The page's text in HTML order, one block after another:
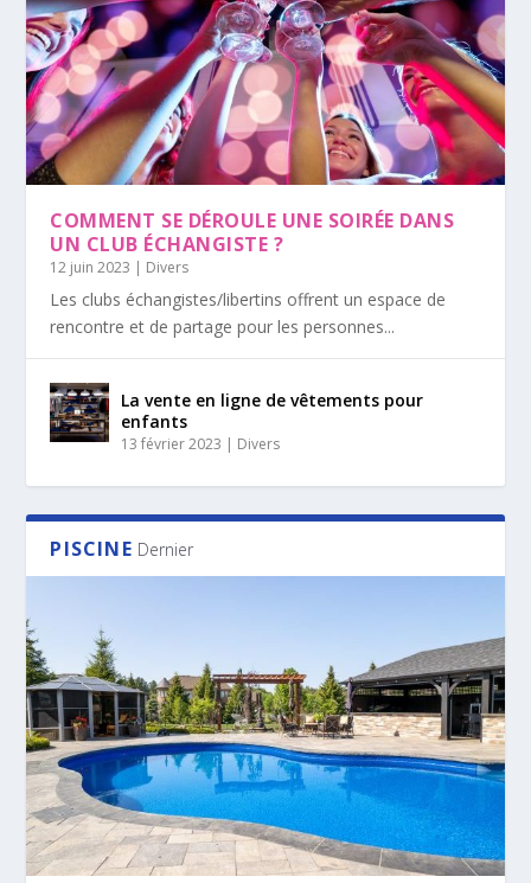
COMMENT SE DÉROULE UNE SOIRÉE DANS
UN CLUB ÉCHANGISTE ?
12 juin 2023 | Divers
Les clubs échangistes/libertins offrent un espace de
rencontre et de partage pour les personnes...
La vente en ligne de vêtements pour
enfants
13 février 2023 | Divers
PISCINE Dernier